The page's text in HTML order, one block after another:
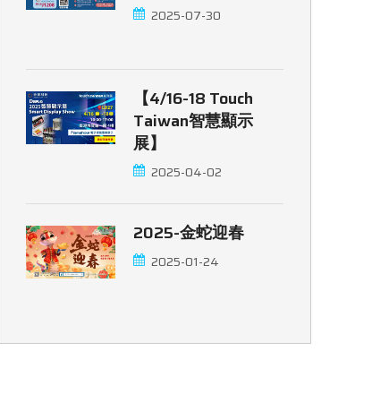
2025-07-30
【4/16-18 Touch
Taiwan智慧顯示
展】
2025-04-02
2025-金蛇迎春
2025-01-24